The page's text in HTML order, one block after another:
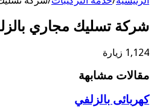
شركة تسليك مجاري
1,124 زيارة
مقالات مشابهة
كهربائى بالزلفي